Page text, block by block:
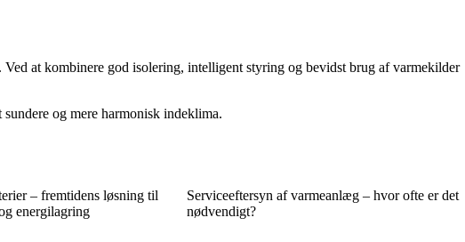
at kombinere god isolering, intelligent styring og bevidst brug af varmekilder
og mere harmonisk indeklima.
– fremtidens løsning til
energilagring
Serviceeftersyn af varmeanlæg – hvor ofte er det
nødvendigt?